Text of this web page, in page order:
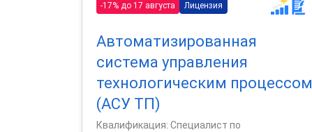
-17% до 17 августа Лицензия
Автоматизированная
система управления
технологическим процессом
(АСУ ТП)
Квалификация: Специалист по